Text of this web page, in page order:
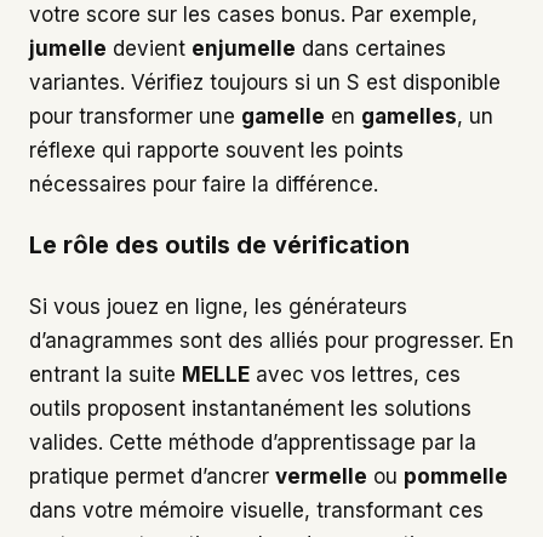
votre score sur les cases bonus. Par exemple,
jumelle devient enjumelle dans certaines
variantes. Vérifiez toujours si un S est disponible
pour transformer une gamelle en gamelles, un
réflexe qui rapporte souvent les points
nécessaires pour faire la différence.
Le rôle des outils de vérification
Si vous jouez en ligne, les générateurs
d’anagrammes sont des alliés pour progresser. En
entrant la suite MELLE avec vos lettres, ces
outils proposent instantanément les solutions
valides. Cette méthode d’apprentissage par la
pratique permet d’ancrer vermelle ou pommelle
dans votre mémoire visuelle, transformant ces